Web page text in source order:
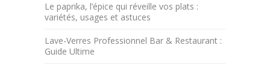
Le paprika, l’épice qui réveille vos plats :
variétés, usages et astuces
Lave-Verres Professionnel Bar & Restaurant :
Guide Ultime